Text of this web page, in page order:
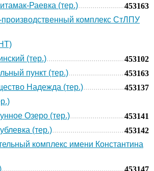
Раевка (тер.)
453163
комплекс СтЛПУ
(тер.)
453102
пункт (тер.)
453163
Надежда (тер.)
453137
Озеро (тер.)
453141
(тер.)
453142
комплекс имени Константина
453147